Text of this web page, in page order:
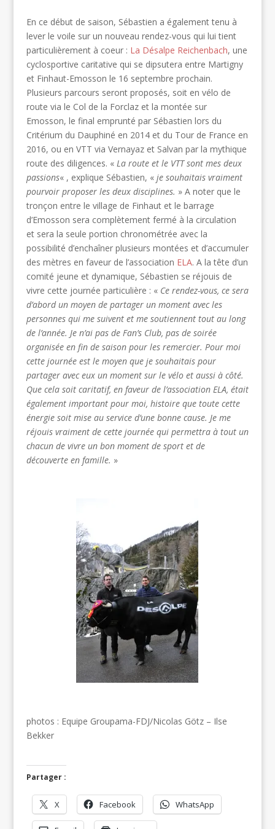
En ce début de saison, Sébastien a également tenu à
lever le voile sur un nouveau rendez-vous qui lui tient
particulièrement à coeur : La Désalpe Reichenbach, une
cyclosportive caritative qui se dipsutera entre Martigny
et Finhaut-Emosson le 16 septembre prochain.
Plusieurs parcours seront proposés, soit en vélo de
route via le Col de la Forclaz et la montée sur
Emosson, le final emprunté par Sébastien lors du
Critérium du Dauphiné en 2014 et du Tour de France en
2016, ou en VTT via Vernayaz et Salvan par la mythique
route des diligences. « La route et le VTT sont mes deux
passions« , explique Sébastien, « je souhaitais vraiment
pourvoir proposer les deux disciplines. » A noter que le
tronçon entre le village de Finhaut et le barrage
d’Emosson sera complètement fermé à la circulation
et sera la seule portion chronométrée avec la
possibilité d’enchaîner plusieurs montées et d’accumuler
des mètres en faveur de l’association ELA. A la tête d’un
comité jeune et dynamique, Sébastien se réjouis de
vivre cette journée particulière : « Ce rendez-vous, ce sera
d’abord un moyen de partager un moment avec les
personnes qui me suivent et me soutiennent tout au long
de l’année. Je n’ai pas de Fan’s Club, pas de soirée
organisée en fin de saison pour les remercier. Pour moi
cette journée est le moyen que je souhaitais pour
partager avec eux un moment sur le vélo et aussi à côté.
Que cela soit caritatif, en faveur de l’association ELA, était
également important pour moi, histoire que toute cette
énergie soit mise au service d’une bonne cause. Je me
réjouis vraiment de cette journée qui permettra à tout un
chacun de vivre un bon moment de sport et de
découverte en famille. »
photos : Equipe Groupama-FDJ/Nicolas Götz – Ilse
Bekker
Partager :
X Facebook WhatsApp